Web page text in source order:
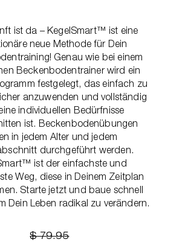
ist da – KegelSmart™ ist eine
neue Methode für Dein
Genau wie bei einem
Beckenbodentrainer wird ein
festgelegt, das einfach zu
anzuwenden und vollständig
individuellen Bedürfnisse
ist. Beckenbodenübungen
in jedem Alter und jedem
durchgeführt werden.
ist der einfachste und
Weg, diese in Deinem Zeitplan
Starte jetzt und baue schnell
Dein Leben radikal zu verändern.
$ 79.95